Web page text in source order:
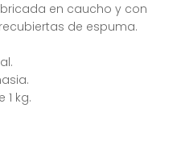
en caucho y con
de espuma.
kg.